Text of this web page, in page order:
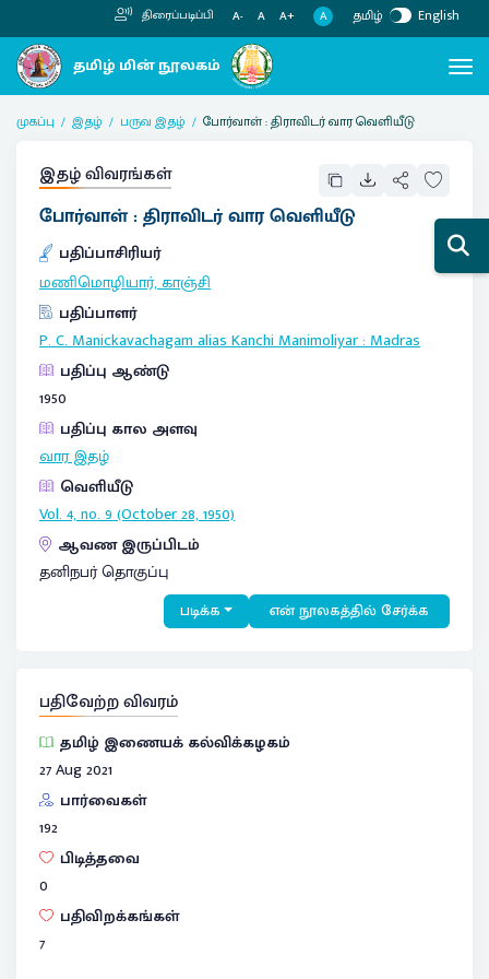
திரைப்படிப்பி A- A A+ A தமிழ் English
முகப்பு இதழ் பருவ இதழ் போர்வாள் : திராவிடர் வார வெளியீடு
இதழ் விவரங்கள்
போர்வாள் : திராவிடர் வார வெளியீடு
பதிப்பாசிரியர்
மணிமொழியார், காஞ்சி
பதிப்பாளர்
P. C. Manickavachagam alias Kanchi Manimoliyar:Madras
பதிப்பு ஆண்டு
1950
பதிப்பு கால அளவு
வார இதழ்
வெளியீடு
Vol. 4, no. 9 (October 28, 1950)
ஆவண இருப்பிடம்
தனிநபர் தொகுப்பு
படிக்க என் நூலகத்தில் சேர்க்க
பதிவேற்ற விவரம்
தமிழ் இணையக் கல்விக்கழகம்
27 Aug 2021
பார்வைகள்
192
பிடித்தவை
0
பதிவிறக்கங்கள்
7